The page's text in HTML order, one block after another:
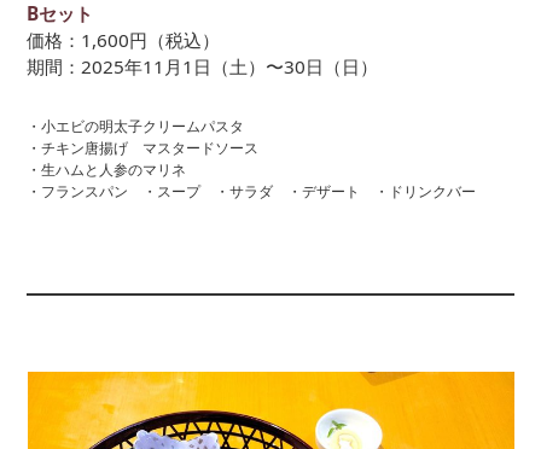
Bセット
価格：1,600円（税込）
期間：2025年11月1日（土）〜30日（日）
・小エビの明太子クリームパスタ
・チキン唐揚げ マスタードソース
・生ハムと人参のマリネ
・フランスパン ・スープ ・サラダ ・デザート ・ドリンクバー